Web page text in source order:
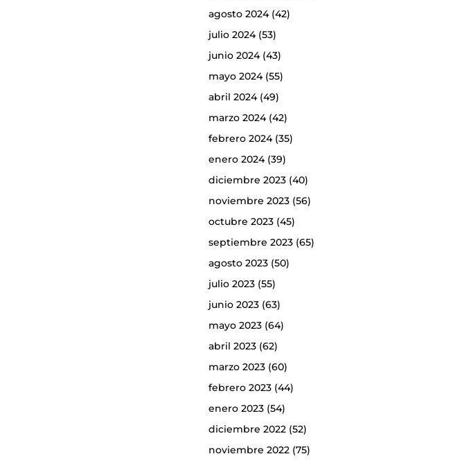
agosto 2024(42)
julio 2024(53)
junio 2024(43)
mayo 2024(55)
abril 2024(49)
marzo 2024(42)
febrero 2024(35)
enero 2024(39)
diciembre 2023(40)
noviembre 2023(56)
octubre 2023(45)
septiembre 2023(65)
agosto 2023(50)
julio 2023(55)
junio 2023(63)
mayo 2023(64)
abril 2023(62)
marzo 2023(60)
febrero 2023(44)
enero 2023(54)
diciembre 2022(52)
noviembre 2022(75)